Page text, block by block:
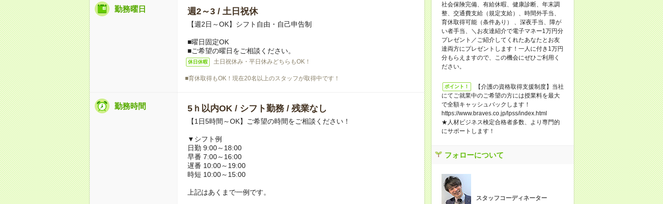
勤務曜日 週2～3 / 土日祝休
【週2日～OK】シフト自由・自己申告制
■曜日固定OK
■ご希望の曜日をご相談ください。
休日休暇 土日祝休み・平日休みどちらもOK！
■育休取得もOK！現在20名以上のスタッフが取得中です！
勤務時間 5ｈ以内OK / シフト勤務 / 残業なし
【1日5時間～OK】ご希望の時間をご相談ください！
▼シフト例
日勤 9:00～18:00
早番 7:00～16:00
遅番 10:00～19:00
時短 10:00～15:00
上記はあくまで一例です。
社会保険完備、有給休暇、健康診断、年末調
整、交通費支給（規定支給）、時間外手当、
育休取得可能（条件あり） 、深夜手当、障が
い者手当、＼お友達紹介で電子マネー1万円分
プレゼント／ご紹介してくれたあなたとお友
達両方にプレゼントします！一人に付き1万円
分もらえますので、この機会にぜひご利用く
ださい。
ポイント！
【介護の資格取得支援制度】当社
にてご就業中のご希望の方には授業料を最大
で全額キャッシュバックします！
https://www.braves.co.jp/lpss/index.html
★人材ビジネス検定合格者多数、より専門的
にサポートします！
フォローについて
スタッフコーディネーター